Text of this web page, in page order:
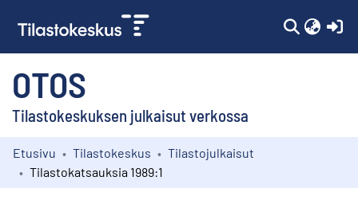
OTOS
Tilastokeskuksen julkaisut verkossa
Kokoelmat
Etusivu Tilastokeskus
Tilastojulkaisut
Tilastokatsauksia 1989:1